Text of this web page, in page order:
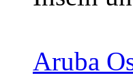
Aruba